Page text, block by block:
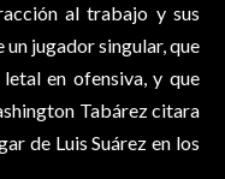
al trabajo y sus
jugador singular, que
en ofensiva, y que
Tabárez citara
de Luis Suárez en los